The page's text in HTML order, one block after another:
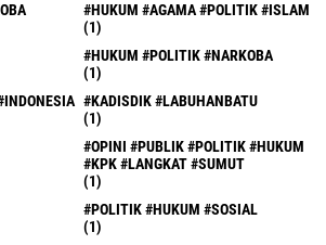
#HUKUM #AGAMA #POLITIK #ISLAM
(1)
#HUKUM #POLITIK #NARKOBA
(1)
#KADISDIK #LABUHANBATU
(1)
#OPINI #PUBLIK #POLITIK #HUKUM
#KPK #LANGKAT #SUMUT
(1)
#POLITIK #HUKUM #SOSIAL
(1)